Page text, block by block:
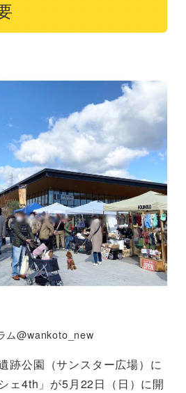
ム@wankoto_new
跡公園（サンスター広場）に
ェ4th」が5月22日（日）に開